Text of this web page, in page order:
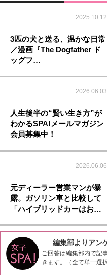
2025.10.12
3匹の犬と送る、温かな日常
／漫画『The Dogfather ド
ッグフ…
2026.06.03
人生後半の“賢い生き方”が
わかるSPA!メールマガジン
会員募集中！
2026.06.06
元ディーラー営業マンが暴
露。ガソリン車と比較して
「ハイブリッドカーはお…